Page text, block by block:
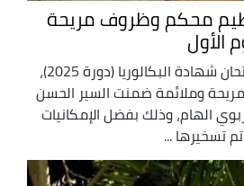
2025: تنظيم محكم وظروف مريحة
تميز اليوم الأول من امتحان شهادة البكالوريا (دورة 2025)،
وملائمة ضمنت السير الحسن
الهام، وذلك بفضل الإمكانيات
تسخيرها ...